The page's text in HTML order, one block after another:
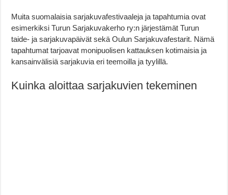
Muita suomalaisia sarjakuvafestivaaleja ja tapahtumia ovat
esimerkiksi Turun Sarjakuvakerho ry:n järjestämät Turun
taide- ja sarjakuvapäivät sekä Oulun Sarjakuvafestarit. Nämä
tapahtumat tarjoavat monipuolisen kattauksen kotimaisia ja
kansainvälisiä sarjakuvia eri teemoilla ja tyylillä.
Kuinka aloittaa sarjakuvien tekeminen